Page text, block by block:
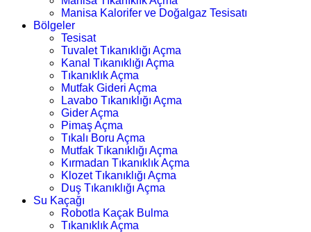
Manisa Kalorifer ve Doğalgaz Tesisatı
Bölgeler
Tesisat
Tuvalet Tıkanıklığı Açma
Kanal Tıkanıklığı Açma
Tıkanıklık Açma
Mutfak Gideri Açma
Lavabo Tıkanıklığı Açma
Gider Açma
Pimaş Açma
Tıkalı Boru Açma
Mutfak Tıkanıklığı Açma
Kırmadan Tıkanıklık Açma
Klozet Tıkanıklığı Açma
Duş Tıkanıklığı Açma
Su Kaçağı
Robotla Kaçak Bulma
Tıkanıklık Açma